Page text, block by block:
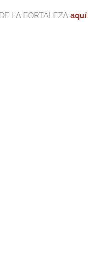
LA FORTALEZAaquí.